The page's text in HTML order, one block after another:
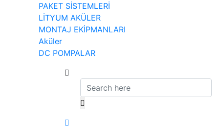
PAKET SİSTEMLERİ
LİTYUM AKÜLER
MONTAJ EKİPMANLARI
Aküler
DC POMPALAR